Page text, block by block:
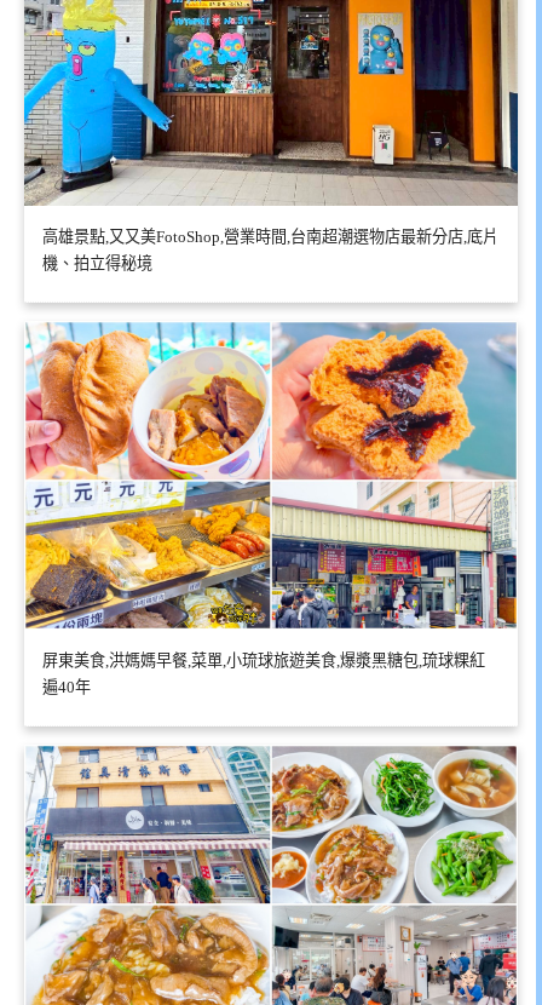
高雄景點,又又美FotoShop,營業時間,台南超潮選物店最新分店,底片
機、拍立得秘境
屏東美食,洪媽媽早餐,菜單,小琉球旅遊美食,爆漿黑糖包,琉球粿紅
遍40年